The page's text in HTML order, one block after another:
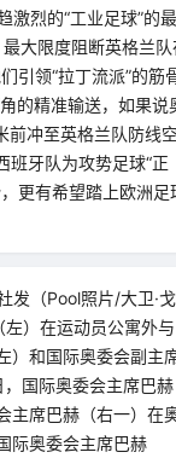
激烈的“工业足球”的最
大限度阻断英格兰队
引领“拉丁流派”的筋
的精准输送，如果说
前冲至英格兰队防线空
班牙队为攻势足球“正
更有希望踏上欧洲足
发（Pool照片/大卫·戈
）在运动员公寓外与
）和国际奥委会副主
，国际奥委会主席巴赫
主席巴赫（右一）在
际奥委会主席巴赫